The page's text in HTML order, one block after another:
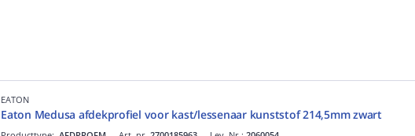
EATON
Eaton Medusa afdekprofiel voor kast/lessenaar kunststof 214,5mm zwart